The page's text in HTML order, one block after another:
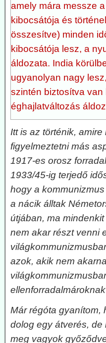
amely mára messze
kibocsátója és
összesítve) minden
kibocsátója lesz, a
áldozata. India
ugyanolyan nagy
szintén biztosítva van
éghajlatváltozás
Itt is az történik,
figyelmeztetni más
1917-es orosz
1933/45-ig terjedő
hogy a
a nácik álltak
útjában, ma
nem akar részt venni
azok, akik nem
Már régóta gyanítom,
dolog egy átverés, de
meg vagyok